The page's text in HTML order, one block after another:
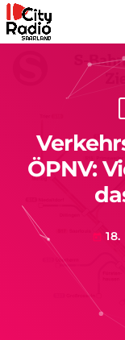
ÖPNV:
today 18.